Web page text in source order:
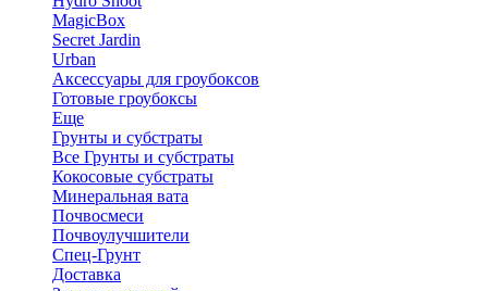
MagicBox
Secret Jardin
Urban
Аксессуары для гроубоксов
Готовые гроубоксы
Еще
Грунты и субстраты
Все Грунты и субстраты
Кокосовые субстраты
Минеральная вата
Почвосмеси
Почвоулучшители
Спец-Грунт
Доставка